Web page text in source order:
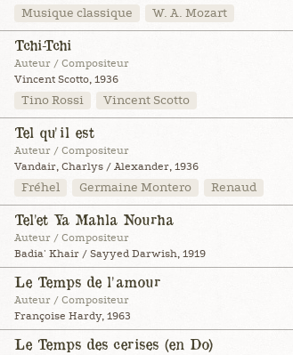
Musique classique W. A. Mozart
Tchi-Tchi
Auteur / Compositeur
Vincent Scotto, 1936
Tino Rossi Vincent Scotto
Tel qu'il est
Auteur / Compositeur
Vandair, Charlys / Alexander, 1936
Fréhel Germaine Montero Renaud
Tel'et Ya Mahla Nourha
Auteur / Compositeur
Badia' Khair / Sayyed Darwish, 1919
Le Temps de l'amour
Auteur / Compositeur
Françoise Hardy, 1963
Le Temps des cerises (en Do)